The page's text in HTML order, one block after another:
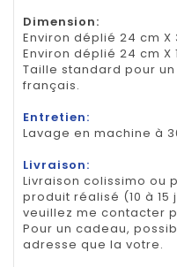
Dimension:
Environ déplié 24 cm X
Environ déplié 24 cm X
Taille standard pour
français.
Entretien:
Lavage en machine à
Livraison:
Livraison colissimo ou
produit réalisé (10 à
veuillez me contacter
Pour un cadeau,
adresse que la votre.